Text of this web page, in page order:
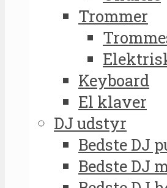
Trommer
Keyboard
El klaver
DJ udstyr
Bedste DJ
Bedste DJ